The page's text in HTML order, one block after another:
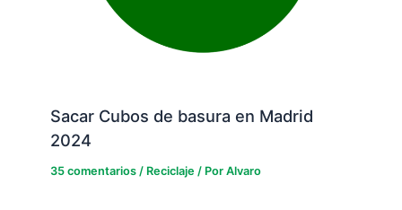
Sacar Cubos de basura en Madrid
2024
35 comentarios / Reciclaje / PorAlvaro